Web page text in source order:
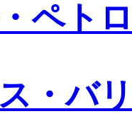
ペト
・バ